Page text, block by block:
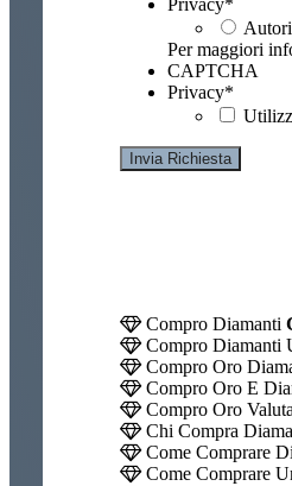
Privacy*
Per maggiori
CAPTCHA
Privacy*
Compro Diamanti
Compro Diamanti
Compro Oro
Compro Oro E
Compro Oro
Chi Compra
Come Comprare
Come Comprare